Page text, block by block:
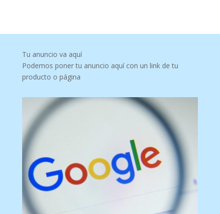
Tu anuncio va aquí
Podemos poner tu anuncio aquí con un link de tu
producto o página